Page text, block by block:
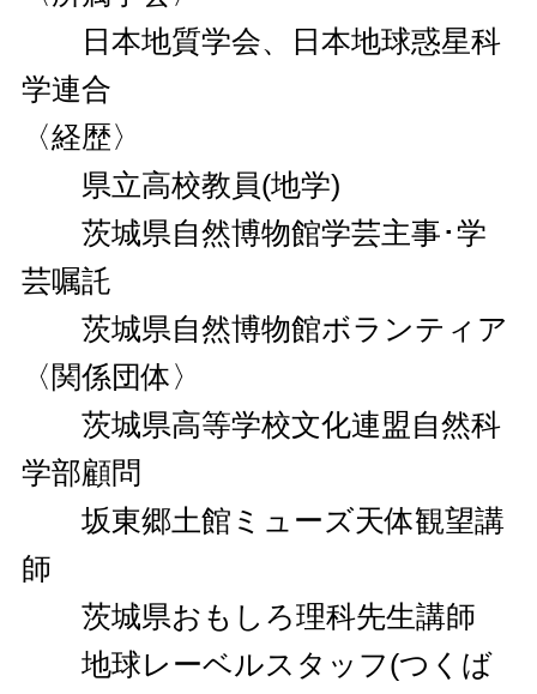
日本地質学会、日本地球惑星科
学連合
〈経歴〉
県立高校教員(地学)
茨城県自然博物館学芸主事･学
芸嘱託
茨城県自然博物館ボランティア
〈関係団体〉
茨城県高等学校文化連盟自然科
学部顧問
坂東郷土館ミューズ天体観望講
師
茨城県おもしろ理科先生講師
地球レーベルスタッフ(つくば